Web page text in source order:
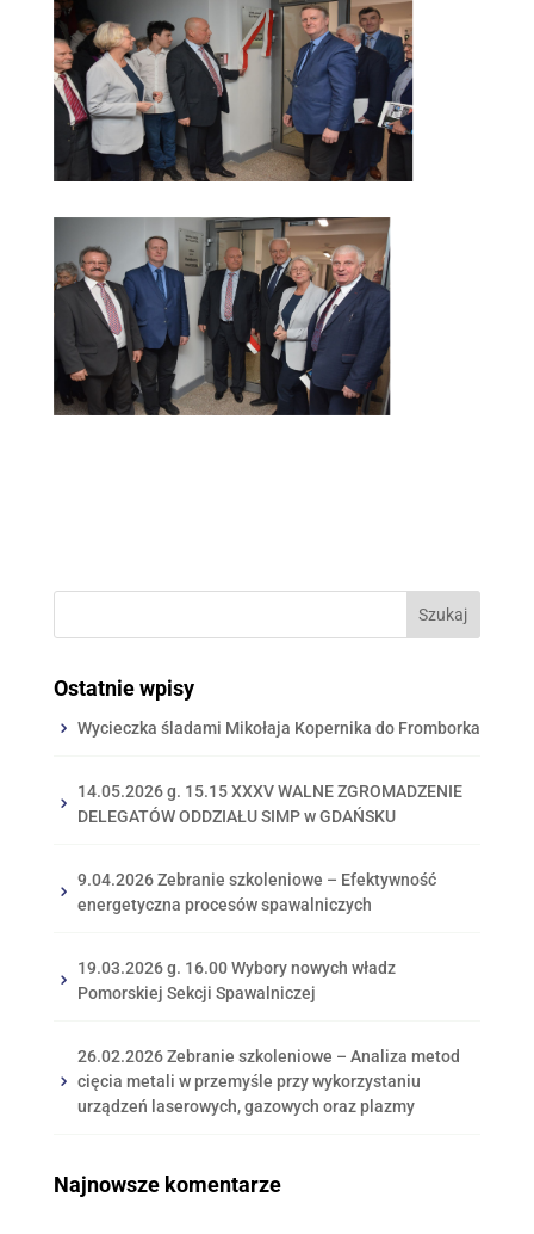
Ostatnie wpisy
Wycieczka śladami Mikołaja Kopernika do Fromborka
14.05.2026 g. 15.15 XXXV WALNE ZGROMADZENIE
DELEGATÓW ODDZIAŁU SIMP w GDAŃSKU
9.04.2026 Zebranie szkoleniowe – Efektywność
energetyczna procesów spawalniczych
19.03.2026 g. 16.00 Wybory nowych władz
Pomorskiej Sekcji Spawalniczej
26.02.2026 Zebranie szkoleniowe – Analiza metod
cięcia metali w przemyśle przy wykorzystaniu
urządzeń laserowych, gazowych oraz plazmy
Najnowsze komentarze